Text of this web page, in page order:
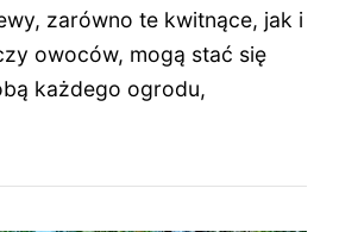
zarówno te kwitnące, jak i
owoców, mogą stać się
każdego ogrodu,